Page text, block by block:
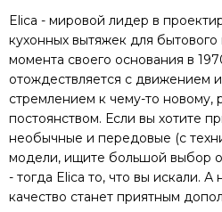
Elica - мировой лидер в
кухонных вытяжек для бытового
момента своего основания в
отождествляется с движением
стремлением к чему-то новому,
постоянством. Если вы хотите
необычные и передовые (с
модели, ищите большой выбор
- тогда Elica то, что вы искали. А
качество станет приятным